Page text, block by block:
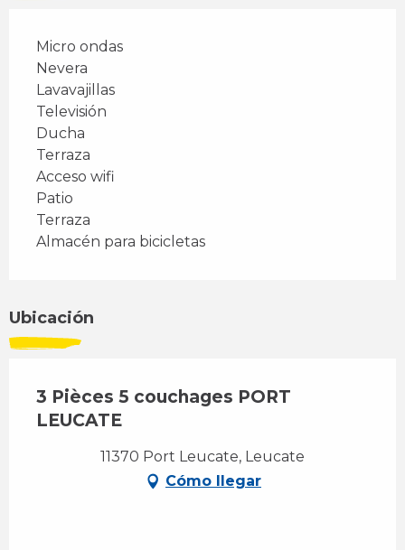
Micro ondas
Nevera
Lavavajillas
Televisión
Ducha
Terraza
Acceso wifi
Patio
Terraza
Almacén para bicicletas
Ubicación
3 Pièces 5 couchages PORT
LEUCATE
11370 Port Leucate, Leucate
Cómo llegar